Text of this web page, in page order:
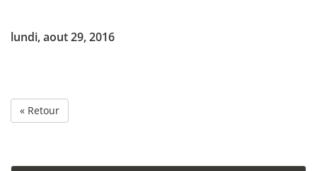
lundi, aout 29, 2016
« Retour